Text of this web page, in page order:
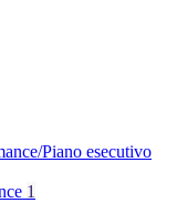
Piano esecutivo
1